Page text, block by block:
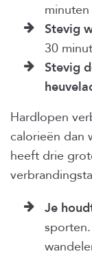
minuten
Stevig
30
Stevig
Hardlopen
calorieën dan
heeft drie
Je